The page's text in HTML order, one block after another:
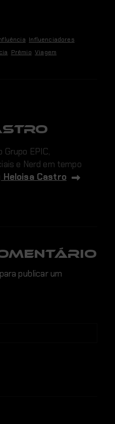
Influenciadores
Prêmio ,Viagem
EPIC,
e Nerd em tempo
Heloisa Castro
para publicar um